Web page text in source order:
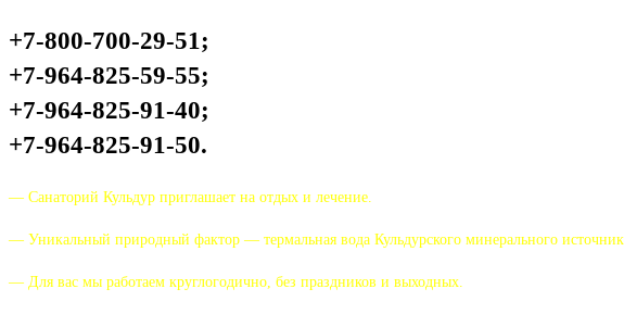
+7-800-700-29-51;
+7-964-825-59-55;
+7-964-825-91-40;
+7-964-825-91-50.
— Санаторий Кульдур приглашает на отдых и лечение.
— Уникальный природный фактор — термальная вода Кульдурского минерального
— Для вас мы работаем круглогодично, без праздников и выходных.